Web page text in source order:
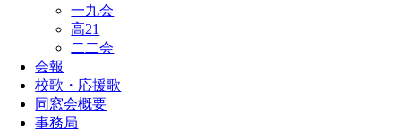
一九会
高21
二二会
会報
校歌・応援歌
同窓会概要
事務局